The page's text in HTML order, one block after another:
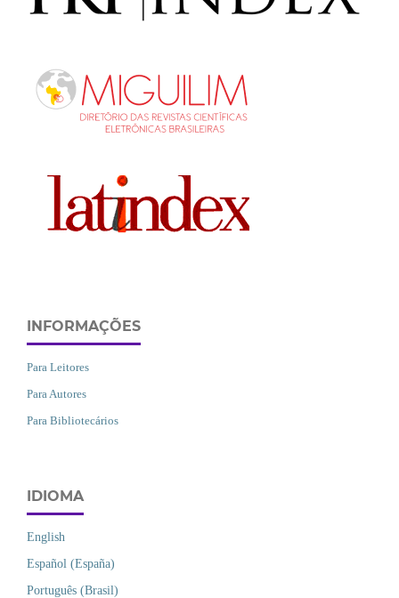
INFORMAÇÕES
Para Leitores
Para Autores
Para Bibliotecários
IDIOMA
English
Español (España)
Português (Brasil)